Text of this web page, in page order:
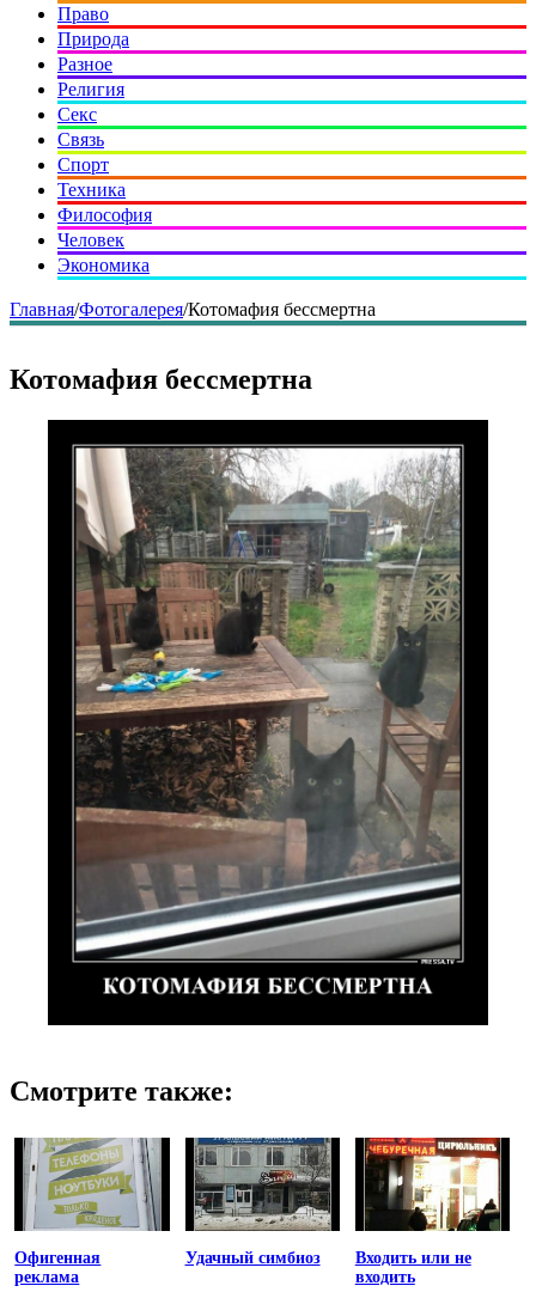
Право
Природа
Разное
Религия
Секс
Связь
Спорт
Техника
Философия
Человек
Экономика
Главная/Фотогалерея/Котомафия бессмертна
Котомафия бессмертна
Смотрите также:
Офигенная
реклама
Удачный симбиоз
Входить или не
входить